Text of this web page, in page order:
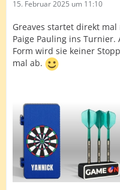
15. Februar 2025 um 11:10
Greaves startet direkt
Paige Pauling ins
Form wird sie keiner
mal ab.